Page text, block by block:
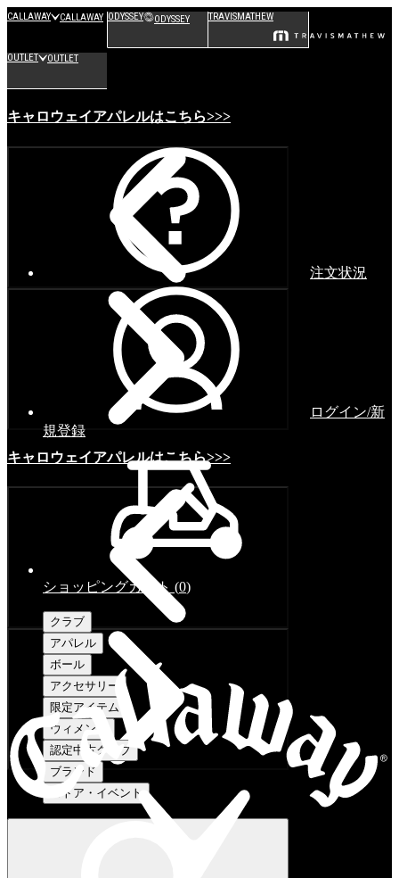
CALLAWAY CALLAWAY ODYSSEY ODYSSEY TRAVISMATHEW
OUTLET OUTLET
キャロウェイアパレルはこちら>>>
キャロウェイアパレルはこちら>>>
注文状況
ログイン/新
規登録
ショッピングカート (0)
クラブ
アパレル
ボール
アクセサリー
限定アイテム
ウィメンズ
認定中古クラブ
ブランド
ストア・イベント